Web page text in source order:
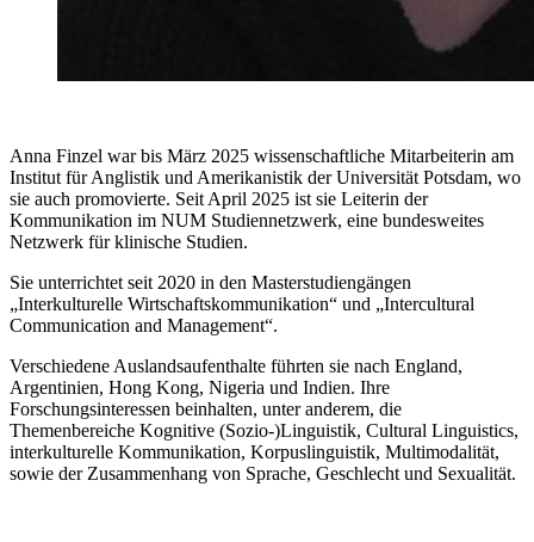
Anna Finzel war bis März 2025 wissenschaftliche Mitarbeiterin am
Institut für Anglistik und Amerikanistik der Universität Potsdam, wo
sie auch promovierte. Seit April 2025 ist sie Leiterin der
Kommunikation im NUM Studiennetzwerk, eine bundesweites
Netzwerk für klinische Studien.
Sie unterrichtet seit 2020 in den Masterstudiengängen
„Interkulturelle Wirtschaftskommunikation“ und „Intercultural
Communication and Management“.
Verschiedene Auslandsaufenthalte führten sie nach England,
Argentinien, Hong Kong, Nigeria und Indien. Ihre
Forschungsinteressen beinhalten, unter anderem, die
Themenbereiche Kognitive (Sozio-)Linguistik, Cultural Linguistics,
interkulturelle Kommunikation, Korpuslinguistik, Multimodalität,
sowie der Zusammenhang von Sprache, Geschlecht und Sexualität.